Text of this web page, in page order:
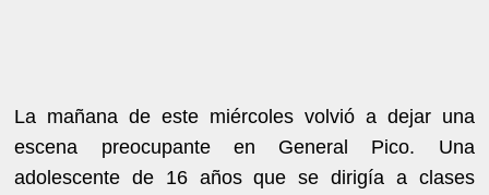
La mañana de este miércoles volvió a dejar una
escena preocupante en General Pico. Una
adolescente de 16 años que se dirigía a clases